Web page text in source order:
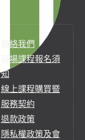
聯絡我們
現場課程報名須
知
線上課程購買暨
服務契約
退款政策
隱私權政策及會